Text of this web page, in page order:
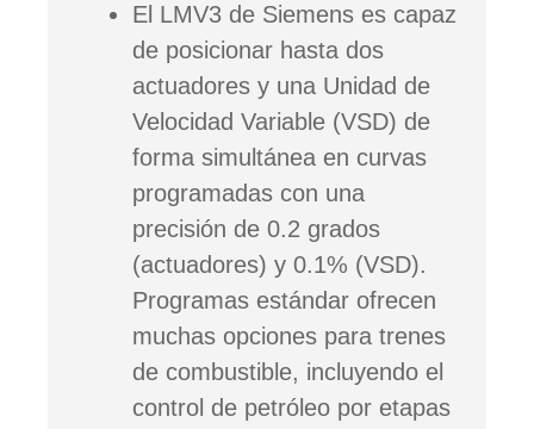
El LMV3 de Siemens es capaz
de posicionar hasta dos
actuadores y una Unidad de
Velocidad Variable (VSD) de
forma simultánea en curvas
programadas con una
precisión de 0.2 grados
(actuadores) y 0.1% (VSD).
Programas estándar ofrecen
muchas opciones para trenes
de combustible, incluyendo el
control de petróleo por etapas